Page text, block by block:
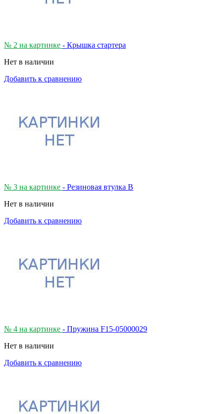
№ 2 на картинке - Крышка стартера
Нет в наличии
Добавить к сравнению
№ 3 на картинке - Резиновая втулка В
Нет в наличии
Добавить к сравнению
№ 4 на картинке - Пружина F15-05000029
Нет в наличии
Добавить к сравнению